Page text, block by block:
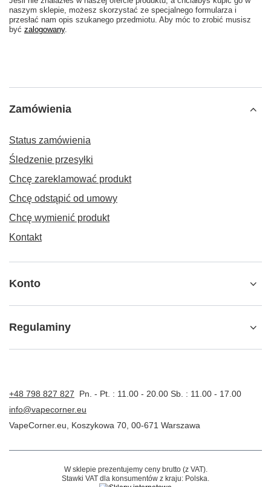
naszym sklepie, możesz skorzystać ze specjalnego formularza i
przesłać nam opis szukanego przedmiotu. Aby móc to zrobić musisz
być zalogowany.
Zamówienia
Status zamówienia
Śledzenie przesyłki
Chcę zareklamować produkt
Chcę odstąpić od umowy
Chcę wymienić produkt
Kontakt
Konto
Regulaminy
+48 798 827 827
Pn. - Pt. : 11.00 - 20.00 Sb. : 11.00 - 17.00
info@vapecorner.eu
VapeCorner.eu
Koszykowa 70 00-671 Warszawa
W sklepie prezentujemy ceny brutto (z VAT).
Stawki VAT dla konsumentów z kraju: Polska.